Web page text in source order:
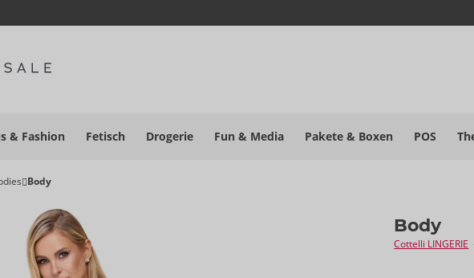
& Fashion Fetisch Drogerie Fun & Media Pakete & Boxen POS
Body
Body
Cottelli LINGERIE